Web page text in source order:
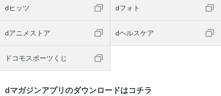
dヒッツ dフォト
dアニメストア dヘルスケア
ドコモスポーツくじ
dマガジンアプリのダウンロードはコチラ